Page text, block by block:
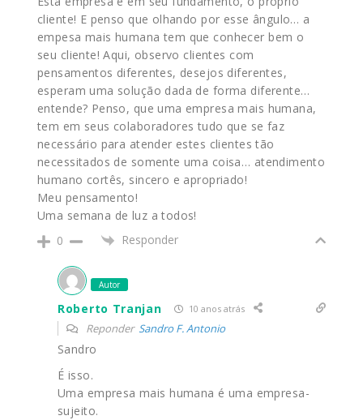
cliente! E penso que olhando por esse ângulo… a
empesa mais humana tem que conhecer bem o
seu cliente! Aqui, observo clientes com
pensamentos diferentes, desejos diferentes,
esperam uma solução dada de forma diferente…
entende? Penso, que uma empresa mais humana,
tem em seus colaboradores tudo que se faz
necessário para atender estes clientes tão
necessitados de somente uma coisa… atendimento
humano cortês, sincero e apropriado!
Meu pensamento!
Uma semana de luz a todos!
0
Responder
Autor
Roberto Tranjan 10 anos atrás
Reponder Sandro F. Antonio
Sandro
É isso.
Uma empresa mais humana é uma empresa-
sujeito.